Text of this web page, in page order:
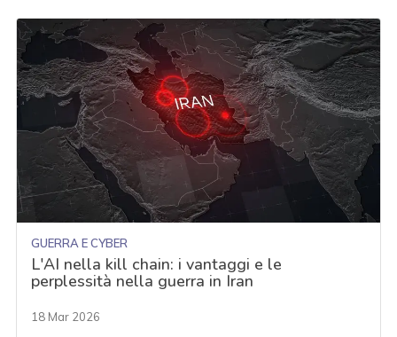
GUERRA E CYBER
L'AI nella kill chain: i vantaggi e le
perplessità nella guerra in Iran
18 Mar 2026